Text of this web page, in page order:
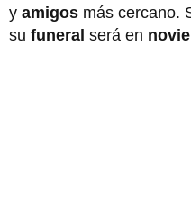
y amigos más cercano.
su funeral será en